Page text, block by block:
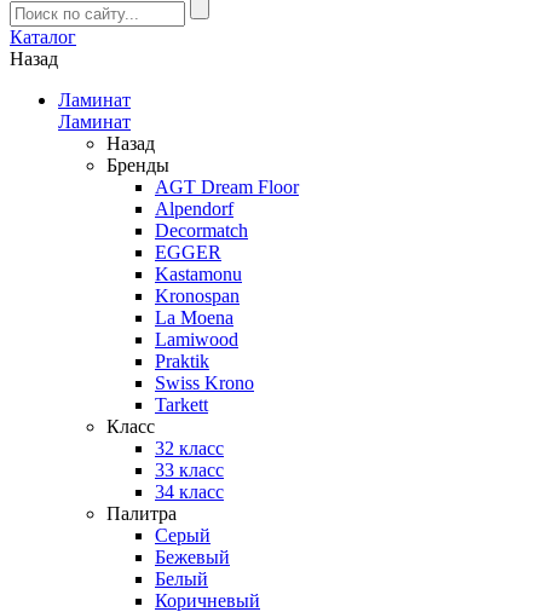
Каталог
Назад
Ламинат
Ламинат
Назад
Бренды
AGT Dream Floor
Alpendorf
Decormatch
EGGER
Kastamonu
Kronospan
La Moena
Lamiwood
Praktik
Swiss Krono
Tarkett
Класс
32 класс
33 класс
34 класс
Палитра
Серый
Бежевый
Белый
Коричневый